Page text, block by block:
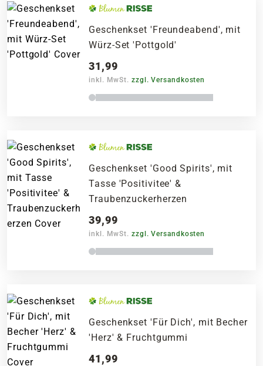
Geschenkset 'Freundeabend', mit
Würz-Set 'Pottgold'
31,99
inkl. MwSt. zzgl. Versandkosten
Geschenkset 'Good Spirits', mit
Tasse 'Positivitee' &
Traubenzuckerherzen
39,99
inkl. MwSt. zzgl. Versandkosten
Geschenkset 'Für Dich', mit Becher
'Herz' & Fruchtgummi
41,99